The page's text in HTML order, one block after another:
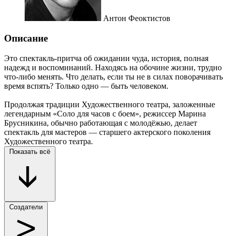
Антон Феоктистов
Описание
Это спектакль-притча об ожидании чуда, история, полная
надежд и воспоминаний. Находясь на обочине жизни, трудно
что-либо менять. Что делать, если ты не в силах поворачивать
время вспять? Только одно — быть человеком.
Продолжая традиции Художественного театра, заложенные
легендарным «Соло для часов с боем», режиссер Марина
Брусникина, обычно работающая с молодёжью, делает
спектакль для мастеров — старшего актерского поколения
Художественного театра.
Показать всё
Создатели